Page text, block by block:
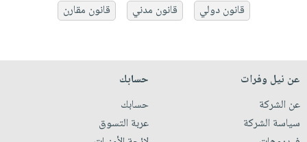
قانون دولي
قانون مدني قانون مقارن
عن نيل وفرات
عن الشركة
سياسة الشركة
حسابك
حسابك
عربة التسوق